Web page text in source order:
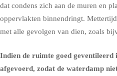
dat condens zich aan de muren en
oppervlakten binnendringt.
met alle gevolgen van dien, zoals
Indien de ruimte goed geventileerd
afgevoerd, zodat de waterdamp